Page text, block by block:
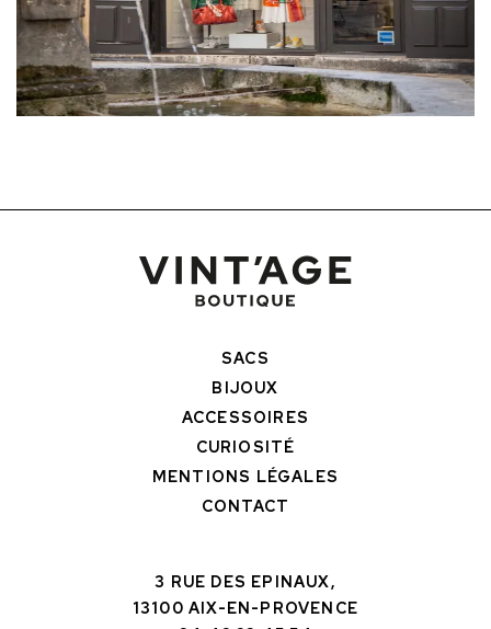
SACS
BIJOUX
ACCESSOIRES
CURIOSITÉ
MENTIONS LÉGALES
CONTACT
3 RUE DES EPINAUX,
13100 AIX-EN-PROVENCE